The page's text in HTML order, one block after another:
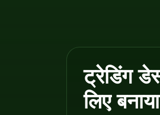
ट्रेडिंग
लिए